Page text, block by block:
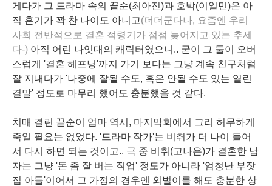
게다가 그 드라마 속의 끝순(최아진)과 호박(이일민)은 아
직 혼기가 꽉 찬 나이도 아니고(더더군다나, 요즘엔 우리
사회 전반적으로 결혼 적령기가 점점 늦어지고 있는 추세
다-) 아직 어린 나잇대 의 캐릭터 였으니.. 굳이 그 둘이 오버
스럽게 '결혼 헤프닝'까지 가기 보다는 그냥 계속 친구처럼
잘 지내다가 '나중에 잘될 수도, 혹은 안될 수도 있는 열린
결말' 정도로 마무리 했어도 충분했을 것 같다.
치매 결린 끝순이 엄마 역시, 마지막회에서 그리 허무하게
죽일 필요는 없었다. '드라마 작가'는 비취가 더 나이 들어
서 다시 하면 되는 것이고.. 극 중 비취(고나은)가 결혼한 남
자는 그냥 '돈 좀 잘 버는 직업' 정도가 아니라 '엄청난 부잣
집 아들'이어서 그 가정의 경우엔 외벌이를 해도 충분한 상